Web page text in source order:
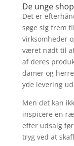
De unge
Det er
søge sig frem
virksomheder
været nødt til
af deres
damer og
yde levering
Men det kan
inspicere en
efter udsalg
tryg ved at